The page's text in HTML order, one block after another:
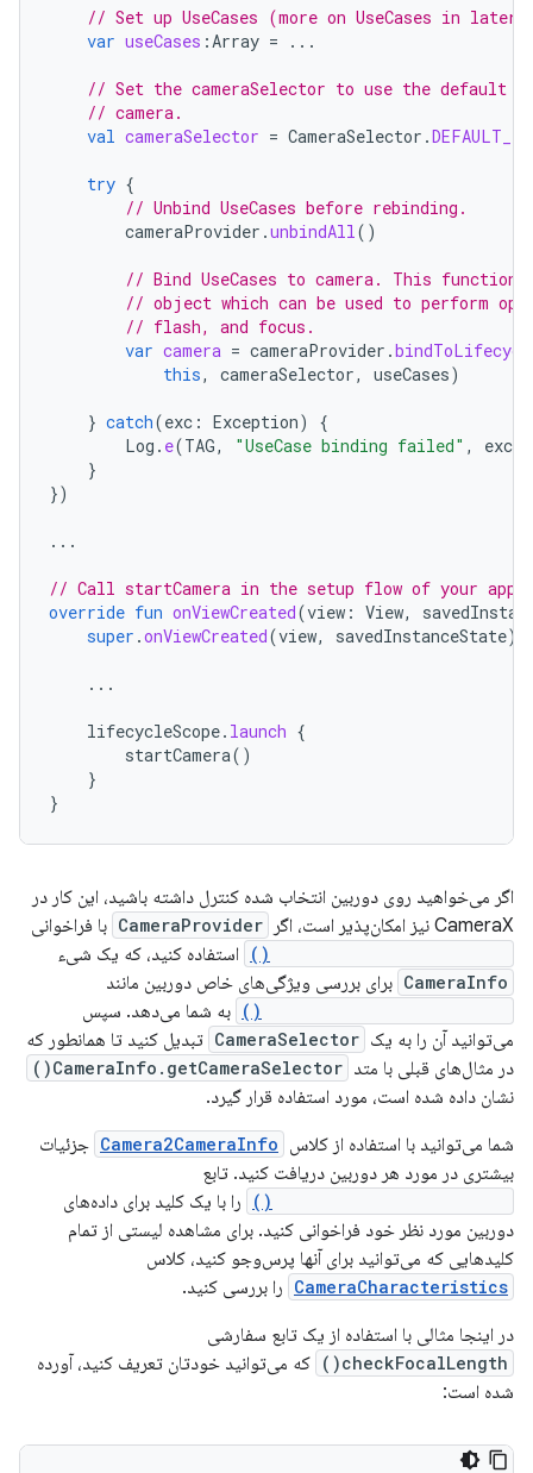
// Set up UseCases (more on UseCases in later
var useCases :Array = ...
// Set the cameraSelector to use the default
// camera.
val cameraSelector = CameraSelector .
try {
// Unbind UseCases before rebinding.
cameraProvider .unbindAll()
// Bind UseCases to camera. This function
// object which can be used to perform
// flash, and focus.
var camera = cameraProvider .
this, cameraSelector, useCases)
} catch(exc : Exception)
{
Log . e(TAG, "UseCase binding failed" , exc
}
})
...
// Call startCamera in the setup flow of your app,
override fun onViewCreated(view : View,
super .onViewCreated(view, savedInstanceState)
...
lifecycleScope. launch {
startCamera()
}
}
اگر می‌خواهید روی دوربین انتخاب شده کنترل داشته باشید، این کار در
CameraX نیز امکان‌پذیر است، اگر
CameraProvider با فراخوانی
استفاده کنید، که یک شیء
CameraInfo برای بررسی ویژگی‌های خاص دوربین مانند
به شما می‌دهد. سپس
می‌توانید آن را به یک CameraSelector تبدیل کنید تا همانطور که
در مثال‌های قبلی با متد CameraInfo.getCameraSelector()
نشان داده شده است، مورد استفاده قرار گیرد.
شما می‌توانید با استفاده از کلاس Camera2CameraInfo جزئیات
بیشتری در مورد هر دوربین دریافت کنید. تابع
را با یک کلید برای داده‌های
دوربین مورد نظر خود فراخوانی کنید. برای مشاهده لیستی از تمام
کلیدهایی که می‌توانید برای آنها پرس‌وجو کنید، کلاس
CameraCharacteristics را بررسی کنید.
در اینجا مثالی با استفاده از یک تابع سفارشی
checkFocalLength()
که می‌توانید خودتان تعریف کنید، آورده
شده است: